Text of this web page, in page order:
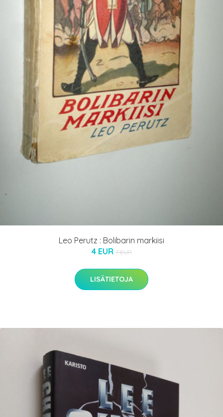
Leo Perutz : Bolibarin markiisi
4 EUR 7 EUR
LISÄTIETOJA